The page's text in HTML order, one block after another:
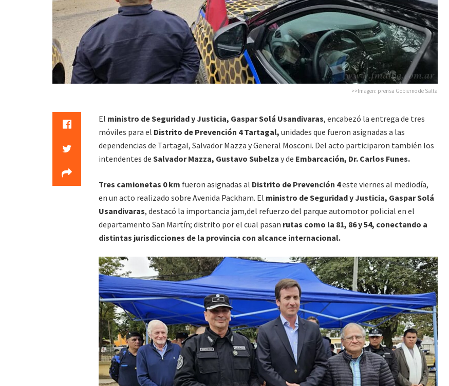
>>Imagen: prensa Gobierno de Salta
El ministro de Seguridad y Justicia, Gaspar Solá Usandivaras, encabezó la entrega de tres
móviles para el Distrito de Prevención 4 Tartagal, unidades que fueron asignadas a las
dependencias de Tartagal, Salvador Mazza y General Mosconi. Del acto participaron también los
intendentes de Salvador Mazza, Gustavo Subelza y de Embarcación, Dr. Carlos Funes.
Tres camionetas 0 km fueron asignadas al Distrito de Prevención 4este viernes al mediodía,
en un acto realizado sobre Avenida Packham. El ministro de Seguridad y Justicia, Gaspar Solá
Usandivaras, destacó la importancia jam,del refuerzo del parque automotor policial en el
departamento San Martín; distrito por el cual pasan rutas como la 81, 86 y 54, conectando a
distintas jurisdicciones de la provincia con alcance internacional.